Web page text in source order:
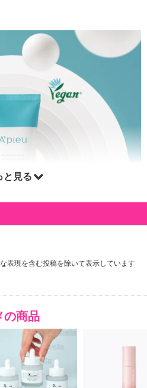
と見る
表現を含む投稿を除いて表示しています
の商品